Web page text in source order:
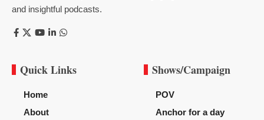
and insightful podcasts.
Quick Links
Home
About
Shows/Campaign
POV
Anchor for a day